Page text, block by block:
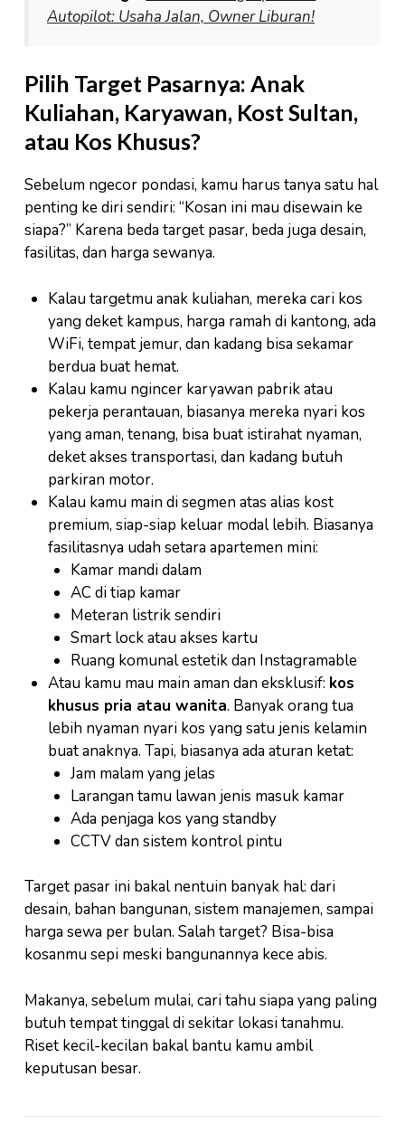
Autopilot: Usaha Jalan, Owner Liburan!
Pilih Target Pasarnya: Anak
Kuliahan, Karyawan, Kost Sultan,
atau Kos Khusus?
Sebelum ngecor pondasi, kamu harus tanya satu hal
penting ke diri sendiri: “Kosan ini mau disewain ke
siapa?” Karena beda target pasar, beda juga desain,
fasilitas, dan harga sewanya.
Kalau targetmu anak kuliahan, mereka cari kos
yang deket kampus, harga ramah di kantong, ada
WiFi, tempat jemur, dan kadang bisa sekamar
berdua buat hemat.
Kalau kamu ngincer karyawan pabrik atau
pekerja perantauan, biasanya mereka nyari kos
yang aman, tenang, bisa buat istirahat nyaman,
deket akses transportasi, dan kadang butuh
parkiran motor.
Kalau kamu main di segmen atas alias kost
premium, siap-siap keluar modal lebih. Biasanya
fasilitasnya udah setara apartemen mini:
Kamar mandi dalam
AC di tiap kamar
Meteran listrik sendiri
Smart lock atau akses kartu
Ruang komunal estetik dan Instagramable
Atau kamu mau main aman dan eksklusif: kos
khusus pria atau wanita. Banyak orang tua
lebih nyaman nyari kos yang satu jenis kelamin
buat anaknya. Tapi, biasanya ada aturan ketat:
Jam malam yang jelas
Larangan tamu lawan jenis masuk kamar
Ada penjaga kos yang standby
CCTV dan sistem kontrol pintu
Target pasar ini bakal nentuin banyak hal: dari
desain, bahan bangunan, sistem manajemen, sampai
harga sewa per bulan. Salah target? Bisa-bisa
kosanmu sepi meski bangunannya kece abis.
Makanya, sebelum mulai, cari tahu siapa yang paling
butuh tempat tinggal di sekitar lokasi tanahmu.
Riset kecil-kecilan bakal bantu kamu ambil
keputusan besar.